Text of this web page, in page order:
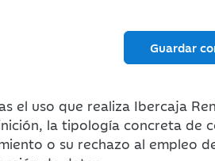
Guardar
el uso que realiza Ibercaja
la tipología concreta de
o su rechazo al empleo